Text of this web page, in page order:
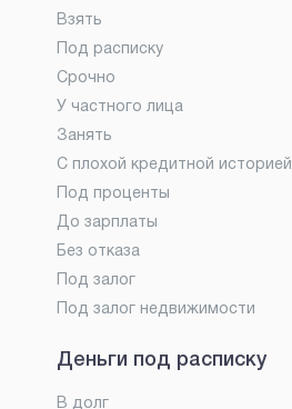
Взять
Под расписку
Срочно
У частного лица
Занять
С плохой кредитной историей
Под проценты
До зарплаты
Без отказа
Под залог
Под залог недвижимости
Деньги под расписку
В долг